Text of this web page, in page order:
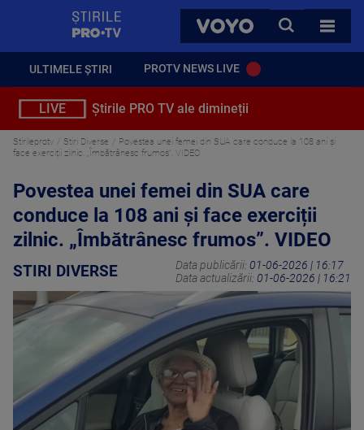
VOYO
CAUTA
TOATE
ULTIMELE ȘTIRI PROTV NEWS LIVE
LIVE Știrile PRO TV ale dimineții
Stirileprotv Stiri Diverse
Povestea unei femei din SUA care conduce la 108 ani și
face exerciții zilnic. „Îmbătrânesc frumos”. VIDEO
Povestea unei femei din SUA care
conduce la 108 ani și face exerciții
zilnic. „Îmbătrânesc frumos”. VIDEO
STIRI DIVERSE Data publicării: 01-06-2026 | 16:17
Data actualizării: 01-06-2026 | 16:21